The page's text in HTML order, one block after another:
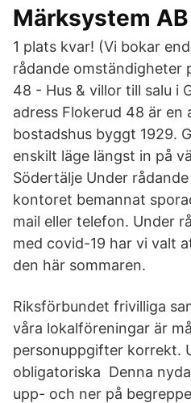
Märksystem AB
1 plats kvar! (Vi bokar
rådande omständigheter
48 - Hus & villor till salu i
adress Flokerud 48 är en
bostadshus byggt 1929.
enskilt läge längst in på
Södertälje Under
kontoret bemannat
mail eller telefon. Under
med covid-19 har vi valt
den här sommaren.
Riksförbundet frivilliga
våra lokalföreningar är
personuppgifter korrekt.
obligatoriska Denna
upp- och ner på